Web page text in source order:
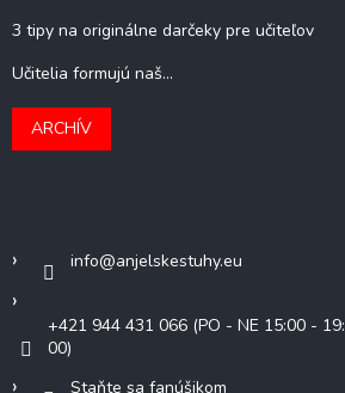
3 tipy na originálne darčeky pre učiteľov
Učitelia formujú naš...
ARCHÍV
info@anjelskestuhy.eu
+421 944 431 066 (PO - NE 15:00 - 19:
00)
Staňte sa fanúšikom